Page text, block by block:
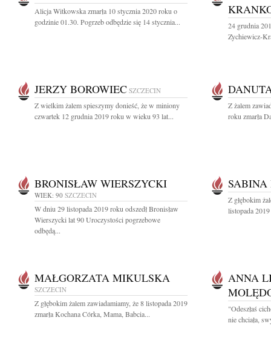
Alicja Witkowska zmarła 10 stycznia 2020 roku o
godzinie 01.30. Pogrzeb odbędzie się 14 stycznia...
24 grudnia
Zychiewicz-
JERZY BOROWIEC SZCZECIN
Z wielkim żalem spieszymy donieść, że w miniony
czwartek 12 grudnia 2019 roku w wieku 93 lat...
Z żalem
roku zmarła
BRONISŁAW WIERSZYCKI
WIEK: 90 SZCZECIN
W dniu 29 listopada 2019 roku odszedł Bronisław
Wierszycki lat 90 Uroczystości pogrzebowe
odbędą...
Z głębokim
listopada 2019
MAŁGORZATA MIKULSKA
SZCZECIN
Z głębokim żalem zawiadamiamy, że 8 listopada 2019
zmarła Kochana Córka, Mama, Babcia...
ANNA
"Odeszłaś
nie chciała,